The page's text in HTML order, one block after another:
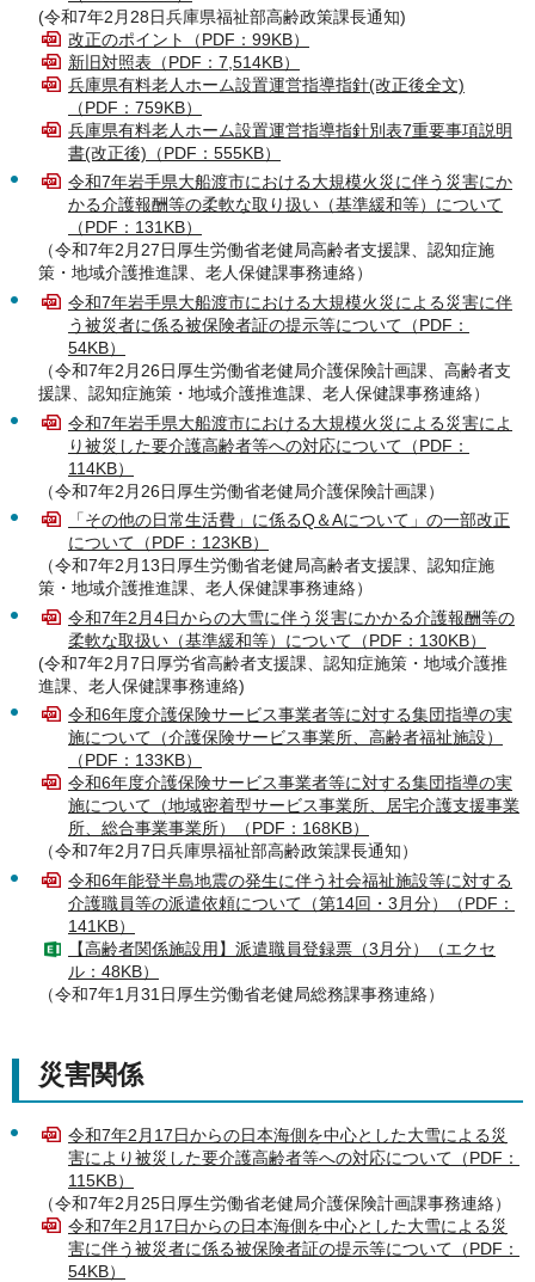
(令和7年2月28日兵庫県福祉部高齢政策課長通知)
改正のポイント（PDF：99KB）
新旧対照表（PDF：7,514KB）
兵庫県有料老人ホーム設置運営指導指針(改正後全文)
（PDF：759KB）
兵庫県有料老人ホーム設置運営指導指針別表7重要事項説明
書(改正後)（PDF：555KB）
令和7年岩手県大船渡市における大規模火災に伴う災害にか
かる介護報酬等の柔軟な取り扱い（基準緩和等）について
（PDF：131KB）
（令和7年2月27日厚生労働省老健局高齢者支援課、認知症施
策・地域介護推進課、老人保健課事務連絡）
令和7年岩手県大船渡市における大規模火災による災害に伴
う被災者に係る被保険者証の提示等について（PDF：
54KB）
（令和7年2月26日厚生労働省老健局介護保険計画課、高齢者支
援課、認知症施策・地域介護推進課、老人保健課事務連絡）
令和7年岩手県大船渡市における大規模火災による災害によ
り被災した要介護高齢者等への対応について（PDF：
114KB）
（令和7年2月26日厚生労働省老健局介護保険計画課）
「その他の日常生活費」に係るQ＆Aについて」の一部改正
について（PDF：123KB）
（令和7年2月13日厚生労働省老健局高齢者支援課、認知症施
策・地域介護推進課、老人保健課事務連絡）
令和7年2月4日からの大雪に伴う災害にかかる介護報酬等の
柔軟な取扱い（基準緩和等）について（PDF：130KB）
(令和7年2月7日厚労省高齢者支援課、認知症施策・地域介護推
進課、老人保健課事務連絡)
令和6年度介護保険サービス事業者等に対する集団指導の実
施について（介護保険サービス事業所、高齢者福祉施設）
（PDF：133KB）
令和6年度介護保険サービス事業者等に対する集団指導の実
施について（地域密着型サービス事業所、居宅介護支援事業
所、総合事業事業所）（PDF：168KB）
（令和7年2月7日兵庫県福祉部高齢政策課長通知）
令和6年能登半島地震の発生に伴う社会福祉施設等に対する
介護職員等の派遣依頼について（第14回・3月分）（PDF：
141KB）
【高齢者関係施設用】派遣職員登録票（3月分）（エクセ
ル：48KB）
（令和7年1月31日厚生労働省老健局総務課事務連絡）
災害関係
令和7年2月17日からの日本海側を中心とした大雪による災
害により被災した要介護高齢者等への対応について（PDF：
115KB）
（令和7年2月25日厚生労働省老健局介護保険計画課事務連絡）
令和7年2月17日からの日本海側を中心とした大雪による災
害に伴う被災者に係る被保険者証の提示等について（PDF：
54KB）